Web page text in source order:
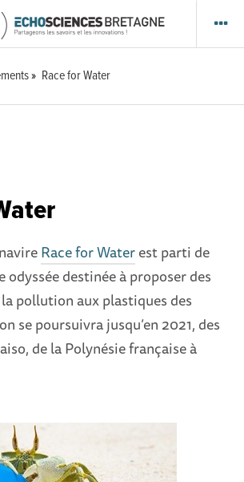
Race for Water
Race for Waterest parti de
destinée à proposer des
pollution aux plastiques des
se poursuivra jusqu’en 2021, des
de la Polynésie française à